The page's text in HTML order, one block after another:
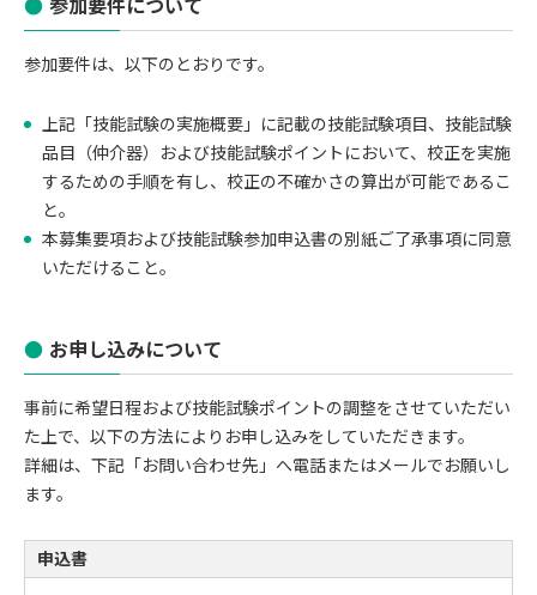
参加要件は、以下のとおりです。
上記「技能試験の実施概要」に記載の技能試験項目、技能試験
品目（仲介器）および技能試験ポイントにおいて、校正を実施
するための手順を有し、校正の不確かさの算出が可能であるこ
と。
本募集要項および技能試験参加申込書の別紙ご了承事項に同意
いただけること。
お申し込みについて
事前に希望日程および技能試験ポイントの調整をさせていただい
た上で、以下の方法によりお申し込みをしていただきます。
詳細は、下記「お問い合わせ先」へ電話またはメールでお願いし
ます。
申込書